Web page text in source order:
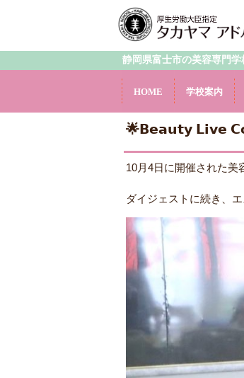
静岡県富士市の美容専門学
HOME 学校案内
🌟𝗕𝗲𝗮𝘂𝘁𝘆 𝗟𝗶𝘃𝗲
10月4日に開催された美
ダイジェストに続き、